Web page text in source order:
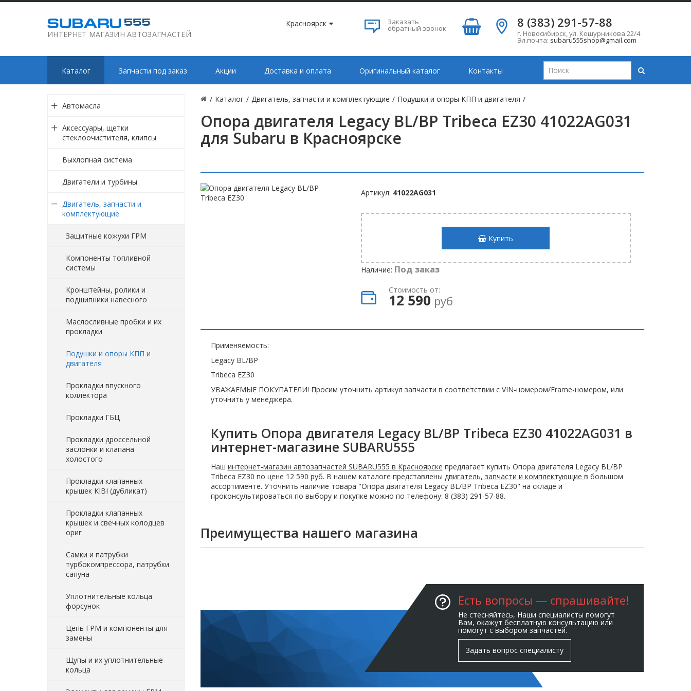
ИНТЕРНЕТ МАГАЗИН АВТОЗАПЧАСТЕЙ
Красноярск Заказать
обратный звонок 8 (383) 291-57-88
г. Новосибирск,ул. Кошурникова 22/4
Эл.почта: subaru555shop@gmail.com
Каталог Запчасти под заказ Акции Доставка и оплата Оригинальный каталог Контакты
/ Каталог / Двигатель, запчасти и комплектующие / Подушки и опоры КПП и двигателя /
Опора двигателя Legacy BL/BP Tribeca EZ30 41022AG031
для Subaru в Красноярске
Автомасла
Аксессуары, щетки
стеклоочистителя, клипсы
Выхлопная система
Двигатели и турбины
Двигатель, запчасти и
комплектующие
Защитные кожухи ГРМ
Компоненты топливной
системы
Кронштейны, ролики и
подшипники навесного
Маслосливные пробки и их
прокладки
Подушки и опоры КПП и
двигателя
Прокладки впускного
коллектора
Прокладки ГБЦ
Прокладки дроссельной
заслонки и клапана
холостого
Прокладки клапанных
крышек KIBI (дубликат)
Прокладки клапанных
крышек и свечных колодцев
ориг
Самки и патрубки
турбокомпрессора, патрубки
сапуна
Уплотнительные кольца
форсунок
Цепь ГРМ и компоненты для
замены
Щупы и их уплотнительные
кольца
Артикул: 41022AG031
Купить
Наличие: Под заказ
Стоимость от:
12 590 руб
Применяемость:
Legacy BL/BP
Tribeca EZ30
УВАЖАЕМЫЕ ПОКУПАТЕЛИ! Просим уточнить артикул запчасти в соответствии с VIN-номером/Frame-номером, или
уточнить у менеджера.
Купить Опора двигателя Legacy BL/BP Tribeca EZ30 41022AG031 в
интернет-магазине SUBARU555
Наш интернет-магазин автозапчастей SUBARU555 в Красноярске предлагает купить Опора двигателя Legacy BL/BP
Tribeca EZ30 по цене 12 590 руб. В нашем каталоге представлены двигатель, запчасти и комплектующие в большом
ассортименте. Уточнить наличие товара "Опора двигателя Legacy BL/BP Tribeca EZ30" на складе и
проконсультироваться по выбору и покупке можно по телефону: 8 (383) 291-57-88.
Преимущества нашего магазина
Есть вопросы — спрашивайте!
Не стесняйтесь, Наши специалисты помогут
Вам, окажут бесплатную консультацию или
помогут с выбором запчастей.
Задать вопрос специалисту